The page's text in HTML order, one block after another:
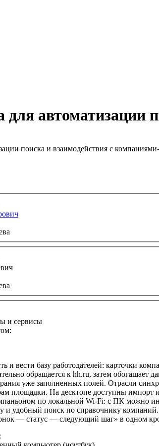
для автоматизации
поиска и взаимодействия с
и сервисы
и вести базу работодателей: карточки
обращается к hh.ru, затем
уже заполненных полей. Отрасли
площадки. На десктопе доступны
по локальной Wi‑Fi: с ПК можно
и удобный поиск по справочнику
— статус — следующий шаг» в одном